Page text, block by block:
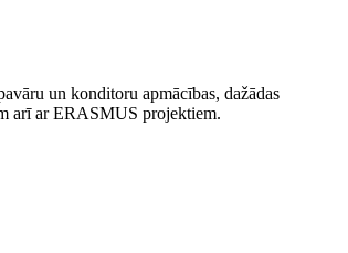
un konditoru apmācības, dažādas
arī ar ERASMUS projektiem.